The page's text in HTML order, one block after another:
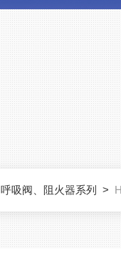
呼吸阀、阻火器系列 >